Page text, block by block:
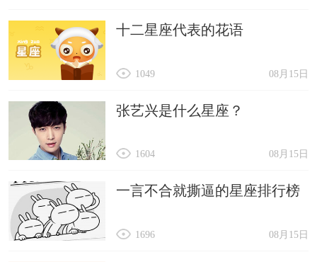
十二星座代表的花语
08月15日
1049
张艺兴是什么星座？
08月15日
1604
一言不合就撕逼的星座排行榜
08月15日
1696